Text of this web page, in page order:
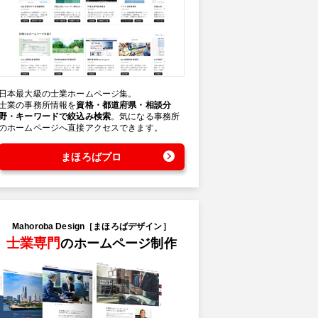
本最大級の士業ホームページ集。
業の事務所情報を資格・都道府県・相談分
・キーワードで絞込み検索。気になる事務所
ホームページへ直接アクセスできます。
まほろばプロ
Mahoroba Design［まほろばデザイン］
士業専門のホームページ制作